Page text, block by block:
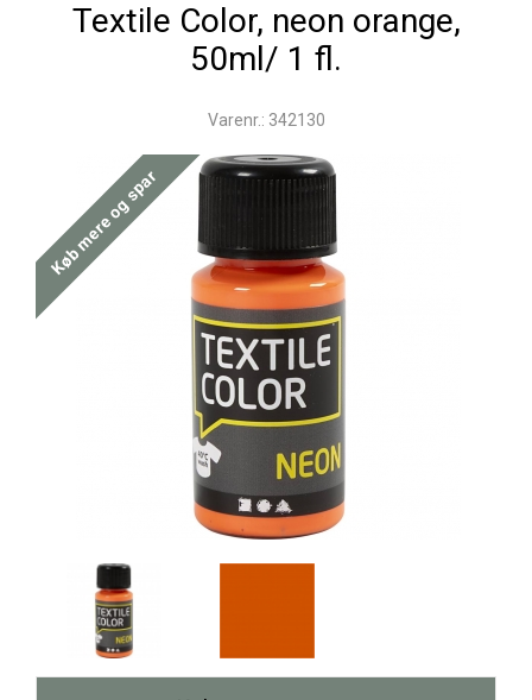
Textile Color, neon orange,
50ml/ 1 fl.
Varenr.: 342130
Køb mere og spar